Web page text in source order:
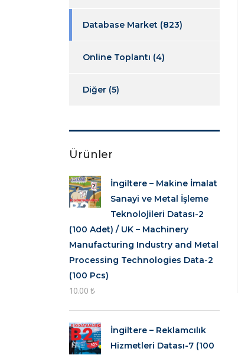
Database Market (823)
Online Toplantı (4)
Diğer (5)
Ürünler
İngiltere – Makine İmalat
Sanayi ve Metal İşleme
Teknolojileri Datası-2
(100 Adet) / UK – Machinery
Manufacturing Industry and Metal
Processing Technologies Data-2
(100 Pcs)
10.00 ₺
İngiltere – Reklamcılık
Hizmetleri Datası-7 (100